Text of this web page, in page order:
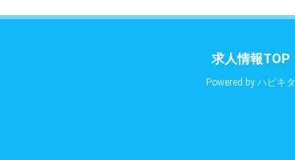
求人情報TOP
Powered by ハピキタ